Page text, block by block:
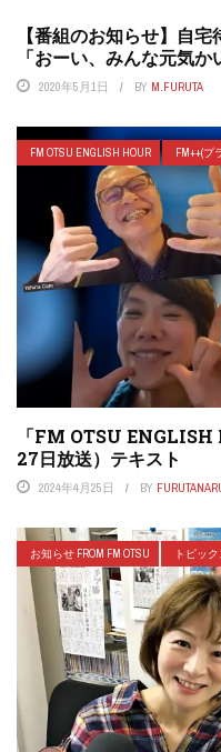
【番組のお知らせ】自
「おーい、みんな元気か
2020年5月1日 BY M.FURUTA
FM OTSU ENGLISH HOUR FM++(プ
「FM OTSU ENGLISH
27日放送）テキスト
2024年4月25日 BY
お知らせ FROM FM OTSU トピック